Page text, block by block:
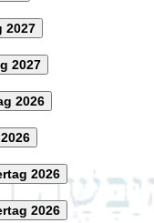
2027
2027
2026
2026
2026